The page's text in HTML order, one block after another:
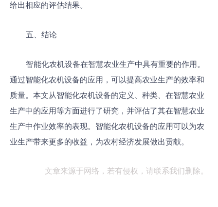
给出相应的评估结果。
五、结论
智能化农机设备在智慧农业生产中具有重要的作用。
通过智能化农机设备的应用，可以提高农业生产的效率和
质量。本文从智能化农机设备的定义、种类、在智慧农业
生产中的应用等方面进行了研究，并评估了其在智慧农业
生产中作业效率的表现。智能化农机设备的应用可以为农
业生产带来更多的收益，为农村经济发展做出贡献。
文章来源于网络，若有侵权，请联系我们删除。